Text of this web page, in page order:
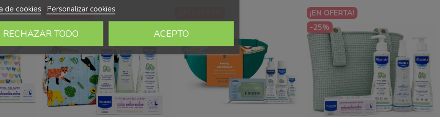
¡EN OFERTA!
¡EN OFERTA!
-25%
de cookies Personalizar cookies
RECHAZAR TODO ACEPTO